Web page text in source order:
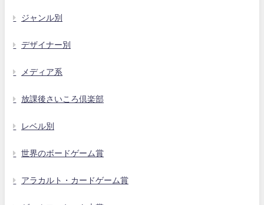
ジャンル別
デザイナー別
メディア系
放課後さいころ倶楽部
レベル別
世界のボードゲーム賞
アラカルト・カードゲーム賞